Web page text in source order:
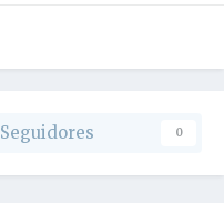
Seguidores 0